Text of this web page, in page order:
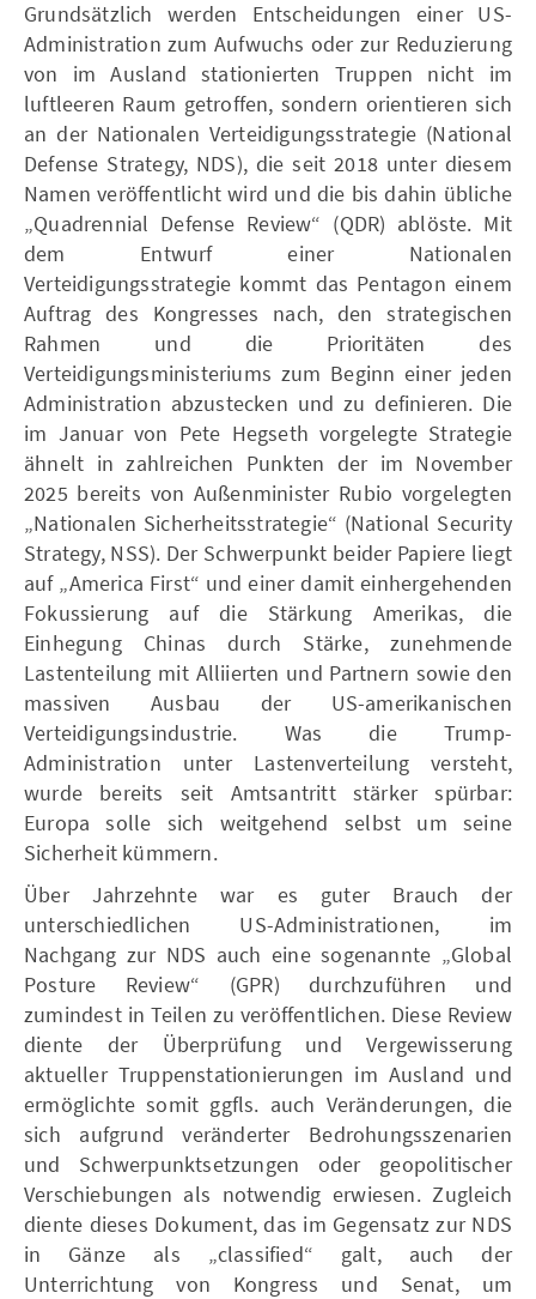
Grundsätzlich werden Entscheidungen einer US-
Administration zum Aufwuchs oder zur Reduzierung
von im Ausland stationierten Truppen nicht im
luftleeren Raum getroffen, sondern orientieren sich
an der Nationalen Verteidigungsstrategie (National
Defense Strategy, NDS), die seit 2018 unter diesem
Namen veröffentlicht wird und die bis dahin übliche
„Quadrennial Defense Review“ (QDR) ablöste. Mit
dem Entwurf einer Nationalen
Verteidigungsstrategie kommt das Pentagon einem
Auftrag des Kongresses nach, den strategischen
Rahmen und die Prioritäten des
Verteidigungsministeriums zum Beginn einer jeden
Administration abzustecken und zu definieren. Die
im Januar von Pete Hegseth vorgelegte Strategie
ähnelt in zahlreichen Punkten der im November
2025 bereits von Außenminister Rubio vorgelegten
„Nationalen Sicherheitsstrategie“ (National Security
Strategy, NSS). Der Schwerpunkt beider Papiere liegt
auf „America First“ und einer damit einhergehenden
Fokussierung auf die Stärkung Amerikas, die
Einhegung Chinas durch Stärke, zunehmende
Lastenteilung mit Alliierten und Partnern sowie den
massiven Ausbau der US-amerikanischen
Verteidigungsindustrie. Was die Trump-
Administration unter Lastenverteilung versteht,
wurde bereits seit Amtsantritt stärker spürbar:
Europa solle sich weitgehend selbst um seine
Sicherheit kümmern.
Über Jahrzehnte war es guter Brauch der
unterschiedlichen US-Administrationen, im
Nachgang zur NDS auch eine sogenannte „Global
Posture Review“ (GPR) durchzuführen und
zumindest in Teilen zu veröffentlichen. Diese Review
diente der Überprüfung und Vergewisserung
aktueller Truppenstationierungen im Ausland und
ermöglichte somit ggfls. auch Veränderungen, die
sich aufgrund veränderter Bedrohungsszenarien
und Schwerpunktsetzungen oder geopolitischer
Verschiebungen als notwendig erwiesen. Zugleich
diente dieses Dokument, das im Gegensatz zur NDS
in Gänze als „classified“ galt, auch der
Unterrichtung von Kongress und Senat, um